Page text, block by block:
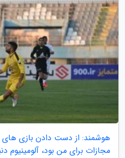
هوشمند: از دست دادن بازی های
مجازات برای من بود،